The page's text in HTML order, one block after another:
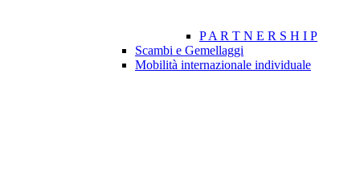
P A R T N E R S H I P
Scambi e Gemellaggi
Mobilità internazionale individuale